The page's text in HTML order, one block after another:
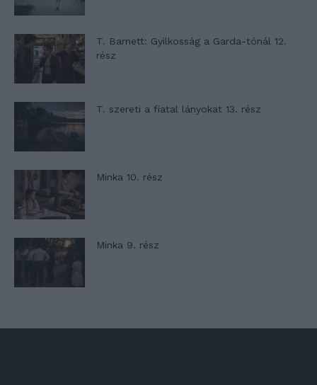
T. Barnett: Gyilkosság a Garda-tónál 12.
rész
T. szereti a fiatal lányokat 13. rész
Minka 10. rész
Minka 9. rész